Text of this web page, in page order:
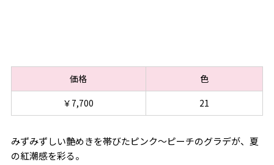
価格
色
￥7,700
21
みずみずしい艶めきを帯びたピンク〜ピーチのグラデが、夏
の紅潮感を彩る。